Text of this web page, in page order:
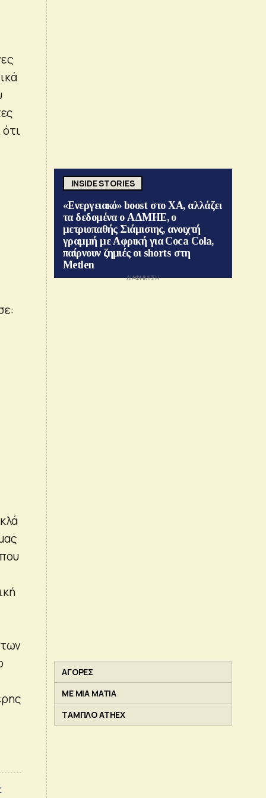
INSIDE STORIES
«Ενεργειακό» boost στο ΧΑ, αλλάζει
τα δεδομένα ο ΑΔΜΗΕ, ο
μετριοπαθής Σιάμισιης, ανοιχτή
γραμμή με Αφρική για Coca Cola,
παίρνουν ζημιές οι shorts στη
Metlen
ΑΓΟΡΕΣ
ΜΕ ΜΙΑ ΜΑΤΙΑ
ΤΑΜΠΛΟ ATHEX